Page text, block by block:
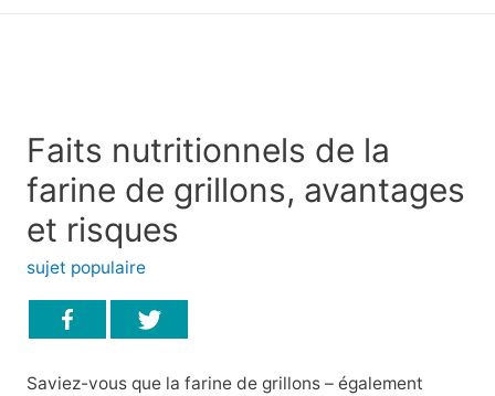
Faits nutritionnels de la
farine de grillons, avantages
et risques
sujet populaire
Saviez-vous que la farine de grillons – également